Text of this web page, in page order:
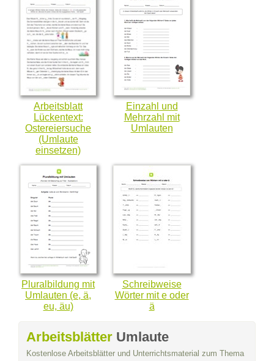
Arbeitsblatt
Lückentext:
Ostereiersuche
(Umlaute
einsetzen)
Einzahl und
Mehrzahl mit
Umlauten
Pluralbildung mit
Umlauten (e, ä,
eu, äu)
Schreibweise
Wörter mit e oder
ä
Arbeitsblätter Umlaute
Kostenlose Arbeitsblätter und Unterrichtsmaterial zum Thema